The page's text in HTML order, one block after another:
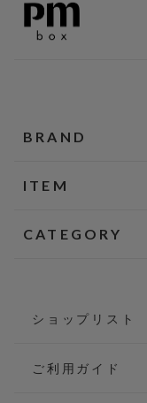
BRAND
ITEM
CATEGORY
ショップリスト
ご利用ガイド